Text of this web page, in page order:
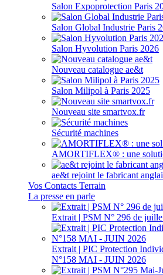
Salon Expoprotection Paris
Salon Global Industrie Paris
Salon Hyvolution Paris 2026
Nouveau catalogue ae&t
Salon Milipol à Paris 2025
Nouveau site smartvox.fr
Sécurité machines
AMORTIFLEX® : une
ae&t rejoint le fabricant
Vos Contacts Terrain
La presse en parle
Extrait | PSM N° 296 de
Extrait | PIC Protection
N°158 MAI - JUIN 2026